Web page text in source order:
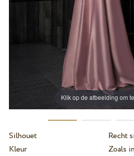
Klik op de afbeelding om
Silhouet
Recht
Kleur
Zoals